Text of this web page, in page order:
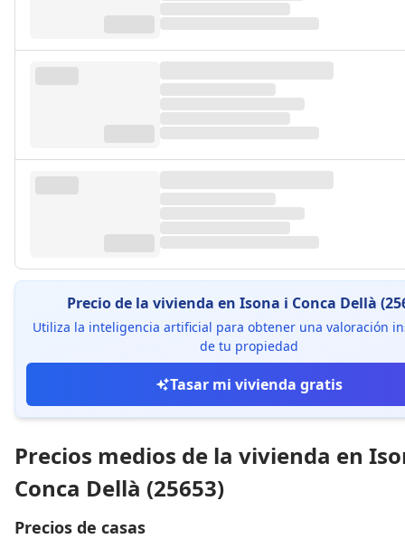
Precio de la vivienda en Isona i Conca Dellà
Utiliza la inteligencia artificial para obtener una valoración
de tu propiedad
Tasar mi vivienda gratis
Precios medios de la vivienda en
Conca Dellà (25653)
Precios de casas